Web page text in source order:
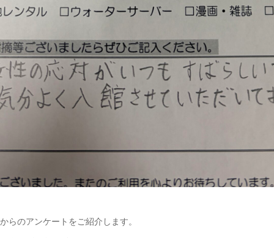
らのアンケートをご紹介します。